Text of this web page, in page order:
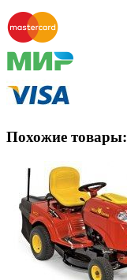
Похожие товары: